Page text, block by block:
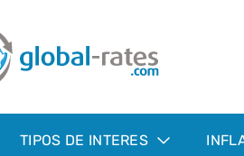
TIPOS DE INTERES